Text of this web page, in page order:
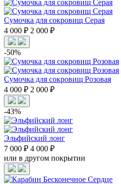
Сумочка для сокровищ Серая
4 000 ₽ 2 000 ₽
-50%
Сумочка для сокровищ Розовая
4 000 ₽ 2 000 ₽
-43%
Эльфийский лонг
7 000 ₽ 4 000 ₽
или в другом покрытии